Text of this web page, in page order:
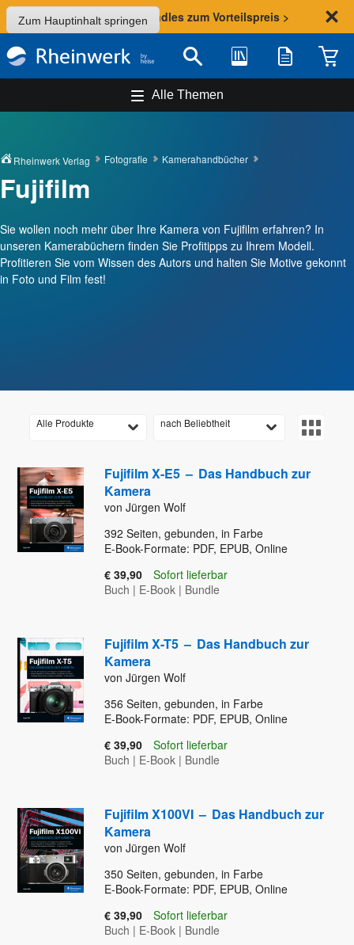
Zum Hauptinhalt springen
Sommer-Aktion: Bundles zum Vorteilspreis >
Suche Bibliothek Merkliste
Alle Themen
Rheinwerk Verlag Fotografie Kamerahandbücher
Fujifilm
Sie wollen noch mehr über Ihre Kamera von Fujifilm erfahren? In
unseren Kamerabüchern finden Sie Profitipps zu Ihrem Modell.
Profitieren Sie vom Wissen des Autors und halten Sie Motive gekonnt
in Foto und Film fest!
Alle Produkte nach Beliebtheit
Fujifilm X-E5 – Das Handbuch zur
Kamera
von Jürgen Wolf
392 Seiten, gebunden, in Farbe
E-Book-Formate: PDF, EPUB, Online
€ 39,90
Sofort lieferbar
Buch | E-Book | Bundle
Fujifilm X-T5 – Das Handbuch zur
Kamera
von Jürgen Wolf
356 Seiten, gebunden, in Farbe
E-Book-Formate: PDF, EPUB, Online
€ 39,90
Sofort lieferbar
Buch | E-Book | Bundle
Fujifilm X100VI – Das Handbuch zur
Kamera
von Jürgen Wolf
350 Seiten, gebunden, in Farbe
E-Book-Formate: PDF, EPUB, Online
€ 39,90
Sofort lieferbar
Buch | E-Book | Bundle